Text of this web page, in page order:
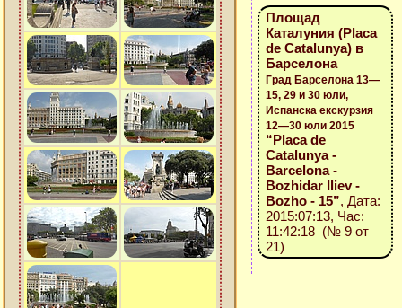
Площад
Каталуния (Placa
de Catalunya) в
Барселона
Град Барселона 13—
15, 29 и 30 юли,
Испанска екскурзия
12—30 юли 2015
“Placa de
Catalunya -
Barcelona -
Bozhidar Iliev -
Bozho - 15”, Дата:
2015:07:13, Час:
11:42:18 (№ 9 от
21)